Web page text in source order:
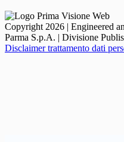
Copyright 2026 | Engineered
Parma S.p.A. | Divisione
Disclaimer trattamento dati